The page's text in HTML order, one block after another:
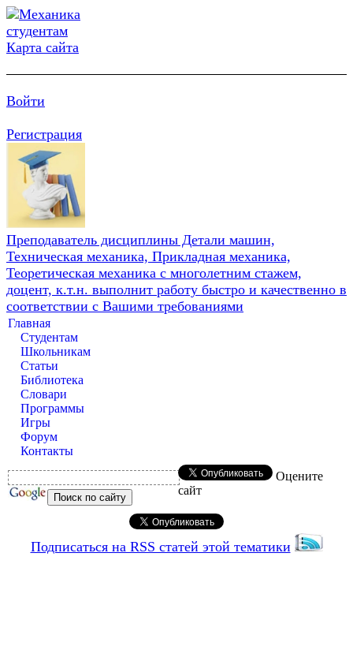
Карта сайта
Войти
Регистрация
Преподаватель дисциплины Детали машин,
Техническая механика, Прикладная механика,
Теоретическая механика с многолетним стажем,
доцент, к.т.н. выполнит работу быстро и качественно в
соответствии с Вашими требованиями
Главная
Студентам
Школьникам
Статьи
Библиотека
Словари
Программы
Игры
Форум
Контакты
Оцените
сайт
Подписаться на RSS статей этой тематики